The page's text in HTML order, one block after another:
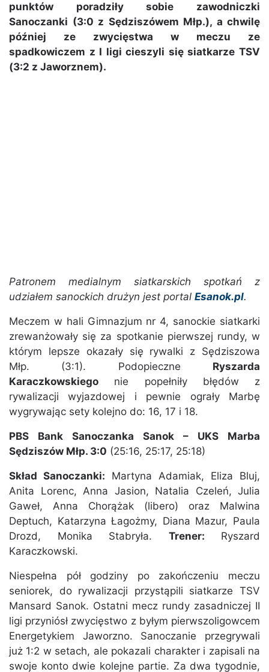
punktów poradziły sobie zawodniczki
Sanoczanki (3:0 z Sędziszówem Młp.), a chwilę
później ze zwycięstwa w meczu ze
spadkowiczem z I ligi cieszyli się siatkarze TSV
(3:2 z Jaworznem).
Patronem medialnym siatkarskich spotkań z
udziałem sanockich drużyn jest portal Esanok.pl.
Meczem w hali Gimnazjum nr 4, sanockie siatkarki
zrewanżowały się za spotkanie pierwszej rundy, w
którym lepsze okazały się rywalki z Sędziszowa
Młp. (3:1). Podopieczne Ryszarda
Karaczkowskiego nie popełniły błędów z
rywalizacji wyjazdowej i pewnie ograły Marbę
wygrywając sety kolejno do: 16, 17 i 18.
PBS Bank Sanoczanka Sanok – UKS Marba
Sędziszów Młp. 3:0 (25:16, 25:17, 25:18)
Skład Sanoczanki: Martyna Adamiak, Eliza Bluj,
Anita Lorenc, Anna Jasion, Natalia Czeleń, Julia
Gaweł, Anna Chorążak (libero) oraz Malwina
Deptuch, Katarzyna Łagożmy, Diana Mazur, Paula
Drozd, Monika Stabryła. Trener: Ryszard
Karaczkowski.
Niespełna pół godziny po zakończeniu meczu
seniorek, do rywalizacji przystąpili siatkarze TSV
Mansard Sanok. Ostatni mecz rundy zasadniczej II
ligi przyniósł zwycięstwo z byłym pierwszoligowcem
Energetykiem Jaworzno. Sanoczanie przegrywali
już 1:2 w setach, ale pokazali charakter i zapisali na
swoje konto dwie kolejne partie. Za dwa tygodnie,